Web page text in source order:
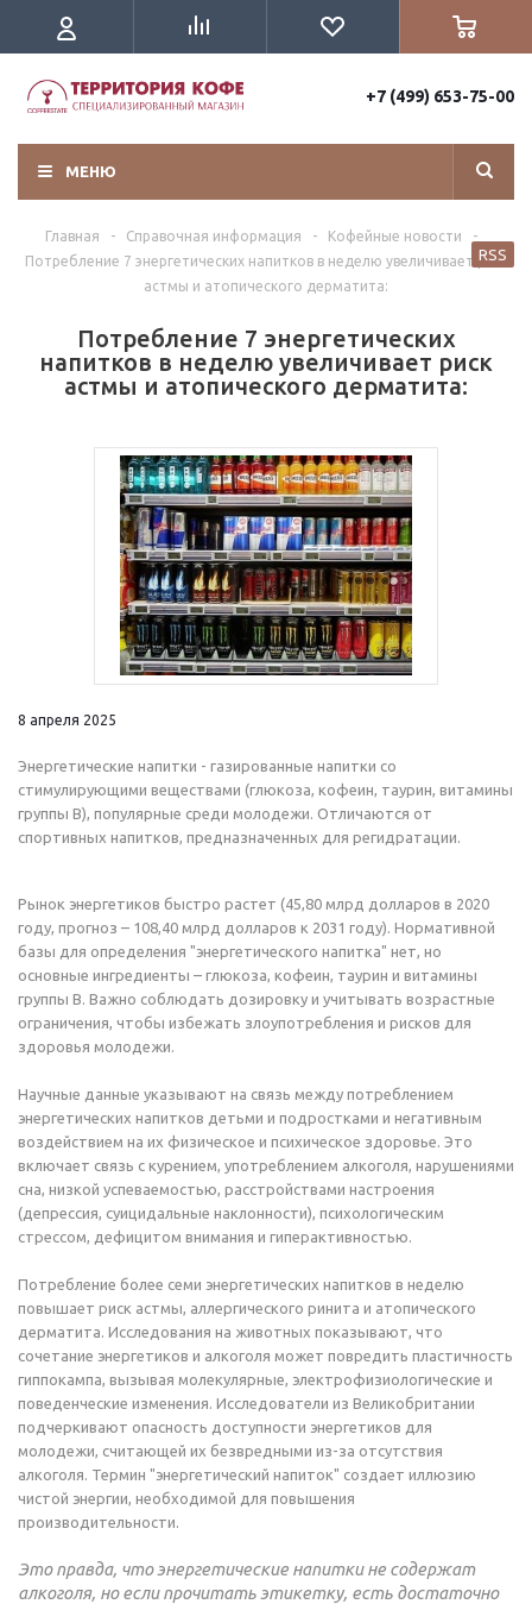
+7 (499) 653-75-00
МЕНЮ
Главная - Справочная информация - Кофейные новости
-
Потребление 7 энергетических напитков в неделю увеличивает риск
астмы и атопического дерматита:
Потребление 7 энергетических
напитков в неделю увеличивает риск
астмы и атопического дерматита:
RSS
8 апреля 2025
Энергетические напитки - газированные напитки со
стимулирующими веществами (глюкоза, кофеин, таурин, витамины
группы B), популярные среди молодежи. Отличаются от
спортивных напитков, предназначенных для регидратации.
Рынок энергетиков быстро растет (45,80 млрд долларов в 2020
году, прогноз – 108,40 млрд долларов к 2031 году). Нормативной
базы для определения "энергетического напитка" нет, но
основные ингредиенты – глюкоза, кофеин, таурин и витамины
группы B. Важно соблюдать дозировку и учитывать возрастные
ограничения, чтобы избежать злоупотребления и рисков для
здоровья молодежи.
Научные данные указывают на связь между потреблением
энергетических напитков детьми и подростками и негативным
воздействием на их физическое и психическое здоровье. Это
включает связь с курением, употреблением алкоголя, нарушениями
сна, низкой успеваемостью, расстройствами настроения
(депрессия, суицидальные наклонности), психологическим
стрессом, дефицитом внимания и гиперактивностью.
Потребление более семи энергетических напитков в неделю
повышает риск астмы, аллергического ринита и атопического
дерматита. Исследования на животных показывают, что
сочетание энергетиков и алкоголя может повредить пластичность
гиппокампа, вызывая молекулярные, электрофизиологические и
поведенческие изменения. Исследователи из Великобритании
подчеркивают опасность доступности энергетиков для
молодежи, считающей их безвредными из-за отсутствия
алкоголя. Термин "энергетический напиток" создает иллюзию
чистой энергии, необходимой для повышения
производительности.
Это правда, что энергетические напитки не содержат
алкоголя, но если прочитать этикетку, есть достаточно